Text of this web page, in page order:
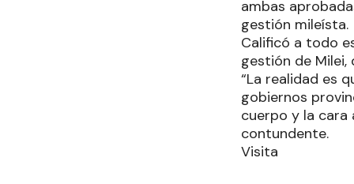
ambas
gestión mileísta.
Calificó a todo
gestión de
“La realidad es
gobiernos
cuerpo y la cara
contundente.
Visita